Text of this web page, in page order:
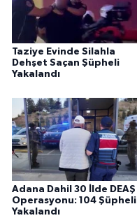
Taziye Evinde Silahla
Dehşet Saçan Şüpheli
Yakalandı
Adana Dahil 30 İlde DEAŞ
Operasyonu: 104 Şüpheli
Yakalandı